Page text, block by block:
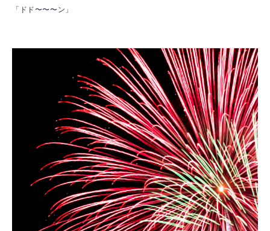
「ドド〜〜〜ン」